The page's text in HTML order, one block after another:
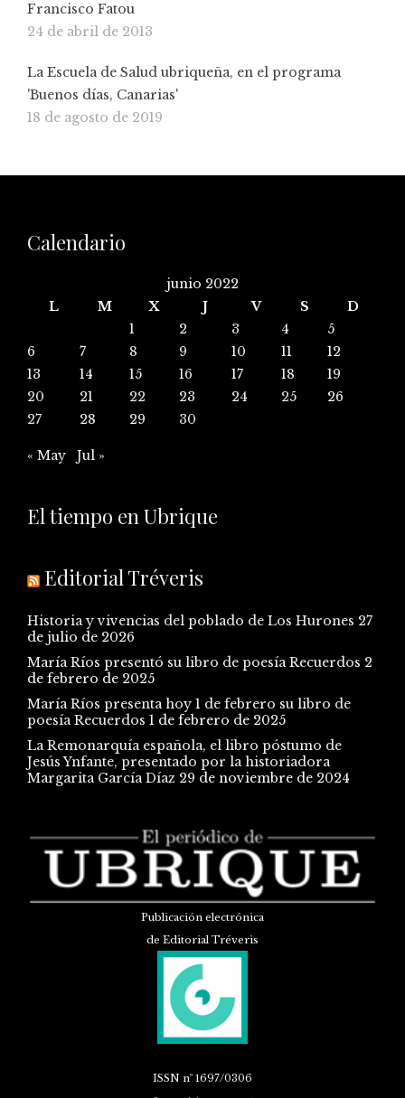
Francisco Fatou
24 de abril de 2013
La Escuela de Salud ubriqueña, en el programa
'Buenos días, Canarias'
18 de agosto de 2019
Calendario
junio 2022
L
M X J V S
D
1
2 3 4
5
6
7 8 9 10 11
12
13
14 15 16 17 18
19
20
21 22 23 24 25
26
27
28 29 30
« May Jul »
El tiempo en Ubrique
Editorial Tréveris
Historia y vivencias del poblado de Los Hurones 27
de julio de 2026
María Ríos presentó su libro de poesía Recuerdos 2
de febrero de 2025
María Ríos presenta hoy 1 de febrero su libro de
poesía Recuerdos 1 de febrero de 2025
La Remonarquía española, el libro póstumo de
Jesús Ynfante, presentado por la historiadora
Margarita García Díaz 29 de noviembre de 2024
Publicación electrónica
de Editorial Tréveris
ISSN nº 1697/0306